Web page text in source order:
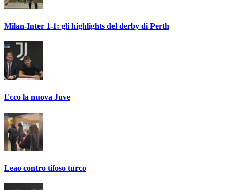
Milan-Inter 1-1: gli highlights del derby di Perth
Ecco la nuova Juve
Leao contro tifoso turco